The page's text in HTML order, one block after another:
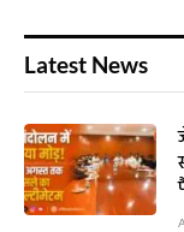
Latest News